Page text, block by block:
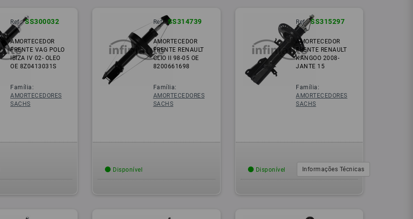
Ref.: SS300032
AMORTECEDOR
FRENTE VAG POLO
IBIZA IV 02- OLEO
OE 8Z0413031S
Família:
AMORTECEDORES
SACHS
Ref.: SS314739
AMORTECEDOR
FRENTE RENAULT
CLIO II 98-05 OE
8200661698
Família:
AMORTECEDORES
SACHS
Disponível
Ref.: SS315297
AMORTECEDOR
FRENTE RENAULT
KANGOO 2008-
JANTE 15
Família:
AMORTECEDORES
SACHS
Disponível Informações Técnicas